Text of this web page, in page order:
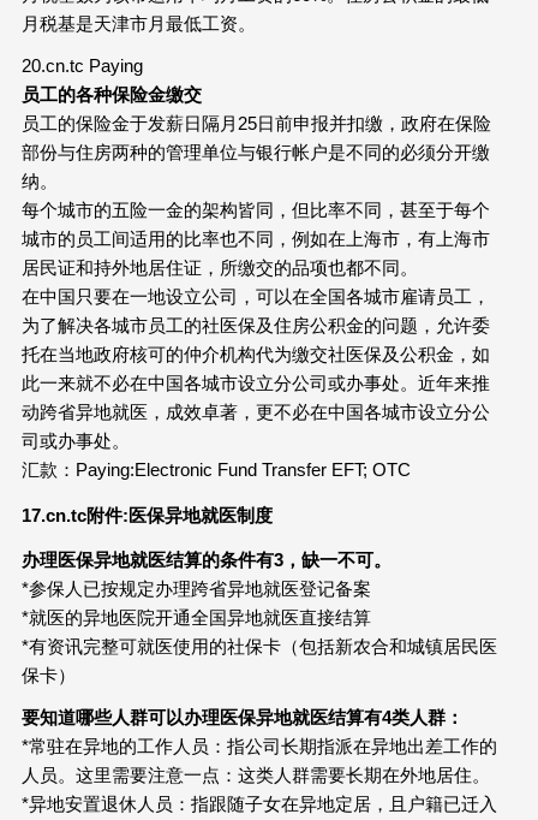
月税基是天津市月最低工资。
20.cn.tc Paying
员工的各种保险金缴交
员工的保险金于发薪日隔月25日前申报并扣缴，政府在保险
部份与住房两种的管理单位与银行帐户是不同的必须分开缴
纳。
每个城市的五险一金的架构皆同，但比率不同，甚至于每个
城市的员工间适用的比率也不同，例如在上海市，有上海市
居民证和持外地居住证，所缴交的品项也都不同。
在中国只要在一地设立公司，可以在全国各城市雇请员工，
为了解决各城市员工的社医保及住房公积金的问题，允许委
托在当地政府核可的仲介机构代为缴交社医保及公积金，如
此一来就不必在中国各城市设立分公司或办事处。近年来推
动跨省异地就医，成效卓著，更不必在中国各城市设立分公
司或办事处。
汇款：Paying:Electronic Fund Transfer EFT; OTC
17.cn.tc附件:医保异地就医制度
办理医保异地就医结算的条件有3，缺一不可。
*参保人已按规定办理跨省异地就医登记备案
*就医的异地医院开通全国异地就医直接结算
*有资讯完整可就医使用的社保卡（包括新农合和城镇居民医
保卡）
要知道哪些人群可以办理医保异地就医结算有4类人群：
*常驻在异地的工作人员：指公司长期指派在异地出差工作的
人员。这里需要注意一点：这类人群需要长期在外地居住。
*异地安置退休人员：指跟随子女在异地定居，且户籍已迁入